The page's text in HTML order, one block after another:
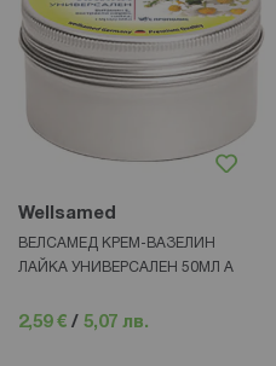
Wellsamed
ВЕЛСАМЕД КРЕМ-ВАЗЕЛИН
ЛАЙКА УНИВЕРСАЛЕН 50МЛ А
2,59 € / 5,07 лв.